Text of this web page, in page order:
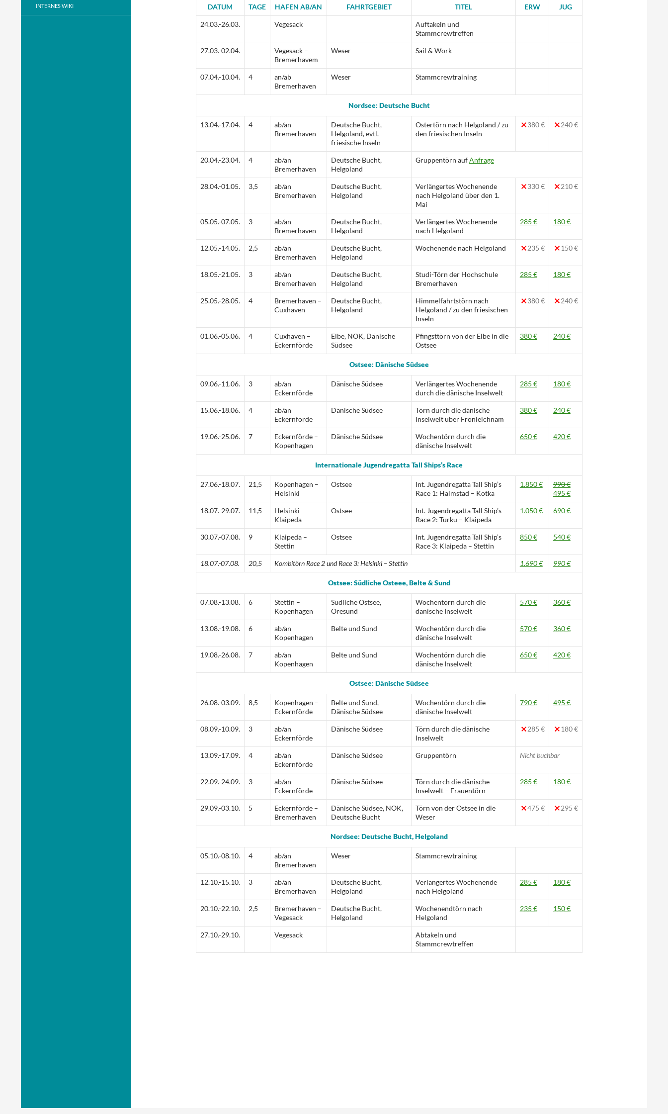
DATUM TAGE HAFEN AB/AN FAHRTGEBIET TITEL ERW JUG
24.03.-26.03. Vegesack
Auftakeln und
Stammcrewtreffen
27.03.-02.04.
Vegesack –
Bremerhavem
Weser Sail & Work
07.04.-10.04. 4
an/ab
Bremerhaven
Weser Stammcrewtraining
Nordsee: Deutsche Bucht
13.04.-17.04. 4
ab/an
Bremerhaven
Deutsche Bucht,
Helgoland, evtl.
friesische Inseln
Ostertörn nach Helgoland / zu
den friesischen Inseln
380 € 240 €
20.04.-23.04. 4
ab/an
Bremerhaven
Deutsche Bucht,
Helgoland
Gruppentörn aufAnfrage
28.04.-01.05. 3,5
ab/an
Bremerhaven
Deutsche Bucht,
Helgoland
Verlängertes Wochenende
nach Helgoland über den 1.
Mai
330 € 210 €
05.05.-07.05. 3
ab/an
Bremerhaven
Deutsche Bucht,
Helgoland
Verlängertes Wochenende
nach Helgoland
285 € 180 €
12.05.-14.05. 2,5
ab/an
Bremerhaven
Deutsche Bucht,
Helgoland
Wochenende nach Helgoland 235 € 150 €
18.05.-21.05. 3
ab/an
Bremerhaven
Deutsche Bucht,
Helgoland
Studi-Törn der Hochschule
Bremerhaven
285 € 180 €
25.05.-28.05. 4
Bremerhaven –
Cuxhaven
Deutsche Bucht,
Helgoland
Himmelfahrtstörn nach
Helgoland / zu den friesischen
Inseln
380 € 240 €
01.06.-05.06. 4
Cuxhaven –
Eckernförde
Elbe, NOK, Dänische
Südsee
Pfingsttörn von der Elbe in die
Ostsee
380 € 240 €
Ostsee: Dänische Südsee
09.06.-11.06. 3
ab/an
Eckernförde
Dänische Südsee
Verlängertes Wochenende
durch die dänische Inselwelt
285 € 180 €
15.06.-18.06. 4
ab/an
Eckernförde
Dänische Südsee
Törn durch die dänische
Inselwelt über Fronleichnam
380 € 240 €
19.06.-25.06. 7
Eckernförde –
Kopenhagen
Dänische Südsee
Wochentörn durch die
dänische Inselwelt
650 € 420 €
Internationale Jugendregatta Tall Ships’s Race
27.06.-18.07. 21,5
Kopenhagen –
Helsinki
Ostsee
Int. Jugendregatta Tall Ship’s
Race 1: Halmstad – Kotka
1.850 €
990 €
495 €
18.07.-29.07. 11,5
Helsinki –
Klaipeda
Ostsee
Int. Jugendregatta Tall Ship’s
Race 2: Turku – Klaipeda
1.050 € 690 €
30.07.-07.08. 9
Klaipeda –
Stettin
Ostsee
Int. Jugendregatta Tall Ship’s
Race 3: Klaipeda – Stettin
850 € 540 €
18.07.-07.08. 20,5 Kombitörn Race 2 und Race 3: Helsinki – Stettin 1.690 € 990 €
Ostsee: Südliche Osteee, Belte & Sund
07.08.-13.08. 6
Stettin –
Kopenhagen
Südliche Ostsee,
Öresund
Wochentörn durch die
dänische Inselwelt
570 € 360 €
13.08.-19.08. 6
ab/an
Kopenhagen
Belte und Sund
Wochentörn durch die
dänische Inselwelt
570 € 360 €
19.08.-26.08. 7
ab/an
Kopenhagen
Belte und Sund
Wochentörn durch die
dänische Inselwelt
650 € 420 €
Ostsee: Dänische Südsee
26.08.-03.09. 8,5
Kopenhagen –
Eckernförde
Belte und Sund,
Dänische Südsee
Wochentörn durch die
dänische Inselwelt
790 € 495 €
08.09.-10.09. 3
ab/an
Eckernförde
Dänische Südsee
Törn durch die dänische
Inselwelt
285 € 180 €
13.09.-17.09. 4
ab/an
Eckernförde
Dänische Südsee Gruppentörn Nicht buchbar
22.09.-24.09. 3
ab/an
Eckernförde
Dänische Südsee
Törn durch die dänische
Inselwelt – Frauentörn
285 € 180 €
29.09.-03.10. 5
Eckernförde –
Bremerhaven
Dänische Südsee, NOK,
Deutsche Bucht
Törn von der Ostsee in die
Weser
475 € 295 €
Nordsee: Deutsche Bucht, Helgoland
05.10.-08.10. 4
ab/an
Bremerhaven
Weser Stammcrewtraining
12.10.-15.10. 3
ab/an
Bremerhaven
Deutsche Bucht,
Helgoland
Verlängertes Wochenende
nach Helgoland
285 € 180 €
20.10.-22.10. 2,5
Bremerhaven –
Vegesack
Deutsche Bucht,
Helgoland
Wochenendtörn nach
Helgoland
235 € 150 €
27.10.-29.10. Vegesack
Abtakeln und
Stammcrewtreffen
INTERNES WIKI